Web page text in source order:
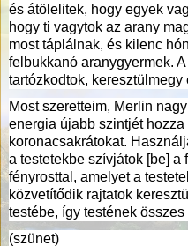
és átölelitek, hogy egyek
hogy ti vagytok az arany
most táplálnak, és kilenc
felbukkanó aranygyermek.
tartózkodtok, keresztülmegy
Most szeretteim, Merlin
energia újabb szintjét
koronacsakrátokat.
a testetekbe szívjátok [be] a
fényrosttal, amelyet a
közvetítődik rajtatok
testébe, így testének
(szünet)